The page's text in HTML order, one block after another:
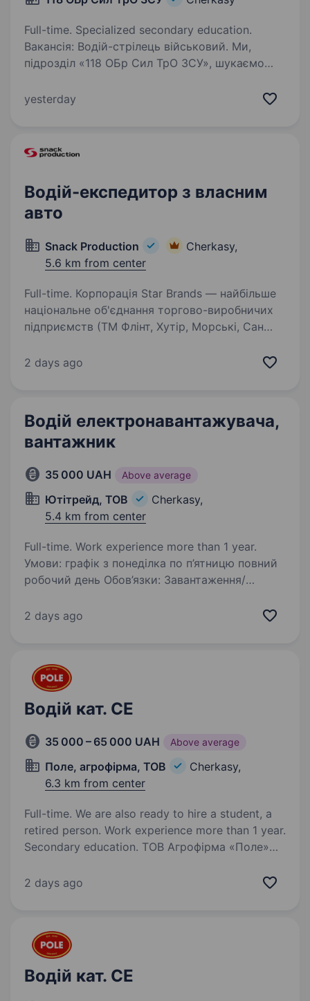
Full-time. Specialized secondary education.
Вакансія: Водій-стрілець військовий. Ми,
підрозділ «118 ОБр Сил ТрО ЗСУ», шукаємо
Обов’язки: Забезпечення перевезення
yesterday
Водій-експедитор з власним
авто
Snack Production
Cherkasy,
5.6 km from center
Full-time. Корпорація Star Brands — найбільше
національне об'єднання торгово-виробничих
підприємств (ТМ Флінт, Хутір, Морські, Сан
на ринку з 2003 року, запрошує до своєї…
2 days ago
Водій електронавантажувача,
вантажник
35 000 UAH Above average
Ютітрейд, ТОВ
Cherkasy,
5.4 km from center
Full-time. Work experience more than 1 year.
Умови: графік з понеділка по п’ятницю повний
робочий день Обов’язки: Завантаження/
день). Переміщення вантажів в межах
2 days ago
Водій кат. СЕ
35 000 – 65 000 UAH Above average
Поле, агрофірма, ТОВ
Cherkasy,
6.3 km from center
Full-time. We are also ready to hire a student, a
retired person. Work experience more than 1 year.
Secondary education. ТОВ Агрофірма «Поле»
(міжнародні перевезення на тентований н/пр)
2 days ago
Водій кат. СЕ